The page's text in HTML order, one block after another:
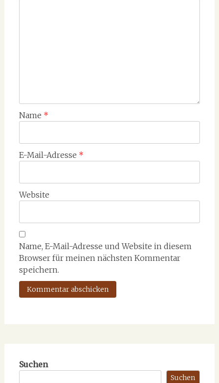
Name *
E-Mail-Adresse *
Website
Name, E-Mail-Adresse und Website in diesem
Browser für meinen nächsten Kommentar
speichern.
Suchen
Suchen